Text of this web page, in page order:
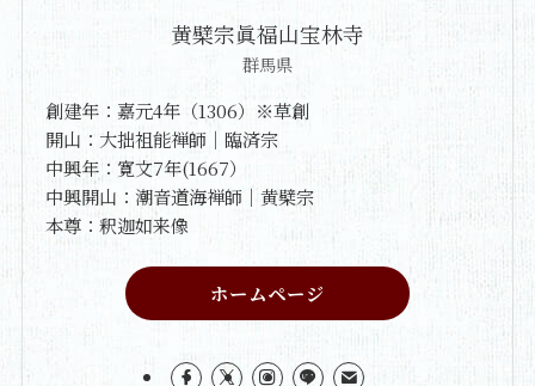
黄檗宗眞福山宝林寺
群馬県
創建年：嘉元4年（1306）※草創
開山：大拙祖能禅師｜臨済宗
中興年：寛文7年(1667）
中興開山：潮音道海禅師｜黄檗宗
本尊：釈迦如来像
ホームページ